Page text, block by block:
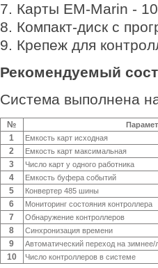
7. Карты EM-Marin -
8. Компакт-диск с
9. Крепеж для
Рекомендуемый
Система выполнена
№
1 Емкость карт исходная
2 Емкость карт максимальная
3 Число карт у одного работника
4 Емкость буфера событий
5 Конвертер 485 шины
6 Мониторинг состояния контроллера
7 Обнаружение контроллеров
8 Синхронизация времени
9 Автоматический переход на зимнее/
10 Число контроллеров в системе